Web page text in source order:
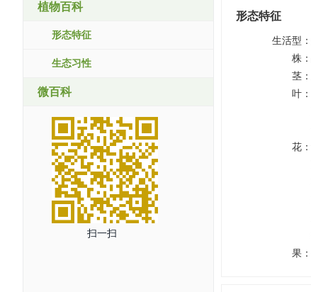
植物百科
形态特征
生态习性
微百科
扫一扫
形态特征
生活型 ：
株 ：
茎 ：
叶 ：
花 ：
果 ：